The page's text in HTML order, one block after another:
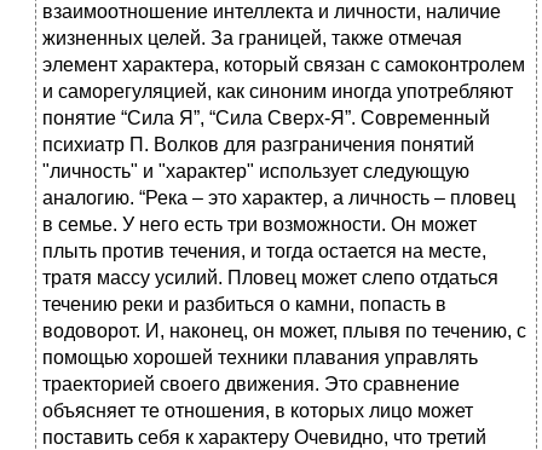
взаимоотношение интеллекта и личности, наличие
жизненных целей. За границей, также отмечая
элемент характера, который связан с самоконтролем
и саморегуляцией, как синоним иногда употребляют
понятие “Сила Я”, “Сила Сверх-Я”. Современный
психиатр П. Волков для разграничения понятий
"личность" и "характер" использует следующую
аналогию. “Река – это характер, а личность – пловец
в семье. У него есть три возможности. Он может
плыть против течения, и тогда остается на месте,
тратя массу усилий. Пловец может слепо отдаться
течению реки и разбиться о камни, попасть в
водоворот. И, наконец, он может, плывя по течению, с
помощью хорошей техники плавания управлять
траекторией своего движения. Это сравнение
объясняет те отношения, в которых лицо может
поставить себя к характеру Очевидно, что третий